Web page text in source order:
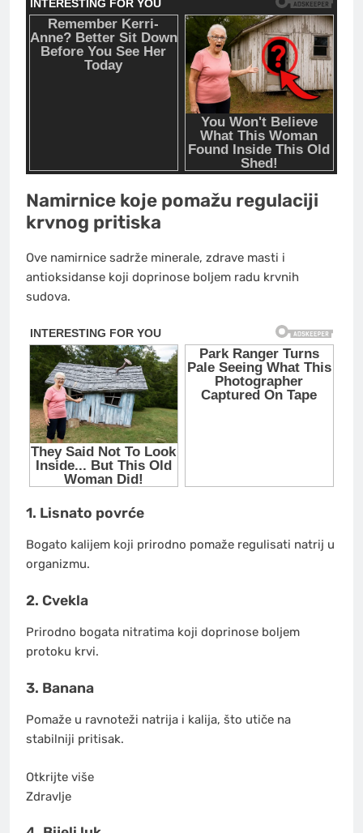
Namirnice koje pomažu regulaciji
krvnog pritiska
Ove namirnice sadrže minerale, zdrave masti i
antioksidanse koji doprinose boljem radu krvnih
sudova.
1. Lisnato povrće
Bogato kalijem koji prirodno pomaže regulisati natrij u
organizmu.
2. Cvekla
Prirodno bogata nitratima koji doprinose boljem
protoku krvi.
3. Banana
Pomaže u ravnoteži natrija i kalija, što utiče na
stabilniji pritisak.
Otkrijte više
Zdravlje